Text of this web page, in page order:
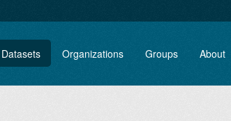
Datasets Organizations Groups About